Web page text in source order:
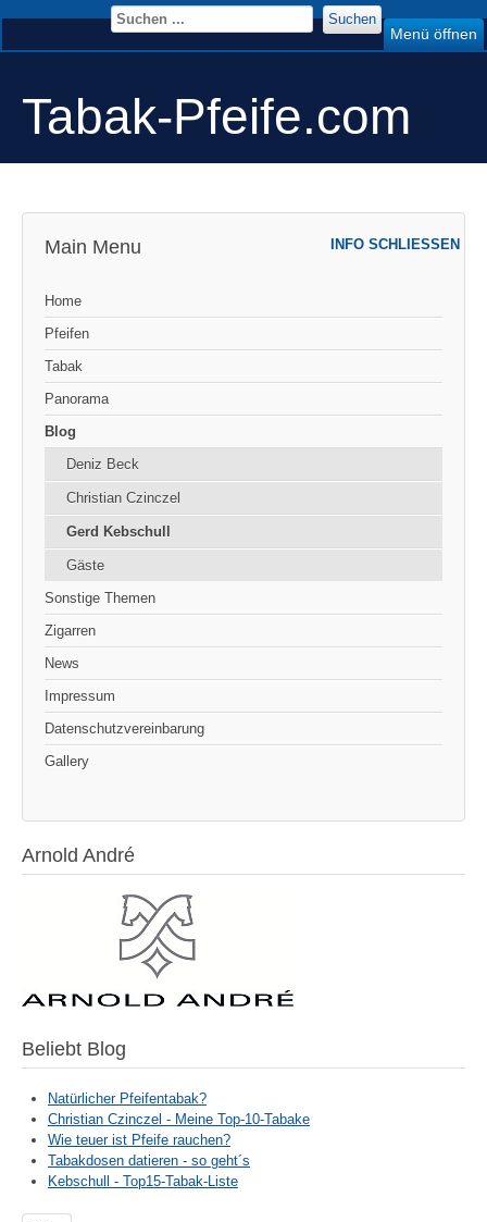
Tabak-Pfeife.com
Suchen
Menü öffnen
Main Menu
Home
Pfeifen
Tabak
Panorama
Blog
Deniz Beck
Christian Czinczel
Gerd Kebschull
Gäste
Sonstige Themen
Zigarren
News
Impressum
Datenschutzvereinbarung
Gallery
Arnold André
Beliebt Blog
Natürlicher Pfeifentabak?
Christian Czinczel - Meine Top-10-Tabake
Wie teuer ist Pfeife rauchen?
Tabakdosen datieren - so geht´s
Kebschull - Top15-Tabak-Liste
INFO SCHLIESSEN